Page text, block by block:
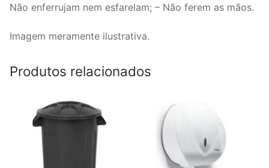
Não enferrujam nem esfarelam; – Não ferem as mãos.
Imagem meramente ilustrativa.
Produtos relacionados